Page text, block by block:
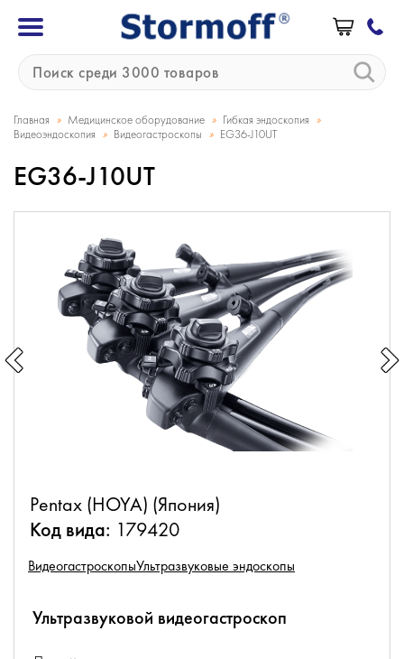
Главная » Медицинское оборудование » Гибкая эндоскопия »
Видеоэндоскопия » Видеогастроскопы » EG36‑J10UT
EG36‑J10UT
Pentax (HOYA) (Япония)
Код вида: 179420
ВидеогастроскопыУльтразвуковые эндоскопы
Ультразвуковой видеогастроскоп